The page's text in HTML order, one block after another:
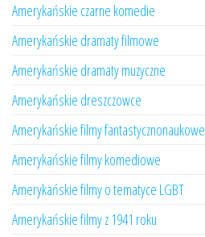
Amerykańskie czarne komedie
Amerykańskie dramaty filmowe
Amerykańskie dramaty muzyczne
Amerykańskie dreszczowce
Amerykańskie filmy fantastycznonaukowe
Amerykańskie filmy komediowe
Amerykańskie filmy o tematyce LGBT
Amerykańskie filmy z 1941 roku